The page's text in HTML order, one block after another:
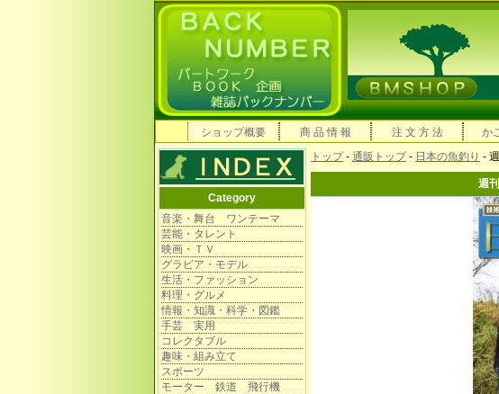
ショップ概要
商 品 情 報 注 文 方 法 か
Category
音楽・舞台 ワンテーマ
芸能・タレント
映画・ＴＶ
グラビア・モデル
生活・ファッション
料理・グルメ
情報・知識・科学・図鑑
手芸 実用
コレクタブル
趣味・組み立て
スポーツ
モーター 鉄道 飛行機
トップ- 通販トップ- 日本の魚釣り -
週